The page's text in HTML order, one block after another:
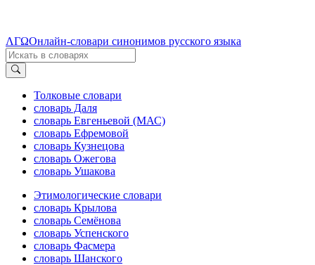
ΛΓΩОнлайн-словари синонимов русского языка
Толковые словари
словарь Даля
словарь Евгеньевой (МАС)
словарь Ефремовой
словарь Кузнецова
словарь Ожегова
словарь Ушакова
Этимологические словари
словарь Крылова
словарь Семёнова
словарь Успенского
словарь Фасмера
словарь Шанского